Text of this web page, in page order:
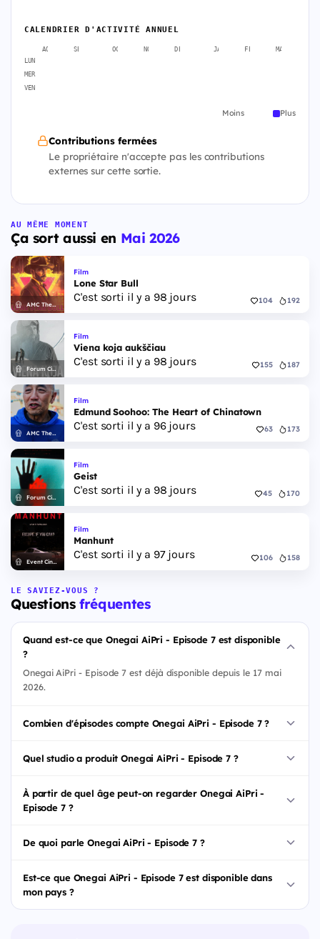
CALENDRIER D'ACTIVITÉ ANNUEL
AOÛT SEPT. OCT. NOV. DÉC. JANV. FÉVR. MARS
LUN
MER
VEN
Moins Plus
Contributions fermées
Le propriétaire n'accepte pas les contributions
externes sur cette sortie.
AU MÊME MOMENT
Ça sort aussi en Mai 2026
AMC Theatres
Film
Lone Star Bull
C'est sorti il y a 98 jours 104 192
Forum Cinemas
Film
Viena koja aukščiau
C'est sorti il y a 98 jours 155 187
AMC Theatres
Film
Edmund Soohoo: The Heart of Chinatown
C'est sorti il y a 96 jours 63 173
Forum Cinemas
Film
Geist
C'est sorti il y a 98 jours 45 170
Event Cinemas
Film
Manhunt
C'est sorti il y a 97 jours 106 158
LE SAVIEZ-VOUS ?
Questionsfréquentes
Quand est-ce que Onegai AiPri - Episode 7 est disponible
?
Onegai AiPri - Episode 7 est déjà disponible depuis le 17 mai
2026.
Combien d'épisodes compte Onegai AiPri - Episode 7 ?
Quel studio a produit Onegai AiPri - Episode 7 ?
À partir de quel âge peut-on regarder Onegai AiPri -
Episode 7 ?
De quoi parle Onegai AiPri - Episode 7 ?
Est-ce que Onegai AiPri - Episode 7 est disponible dans
mon pays ?